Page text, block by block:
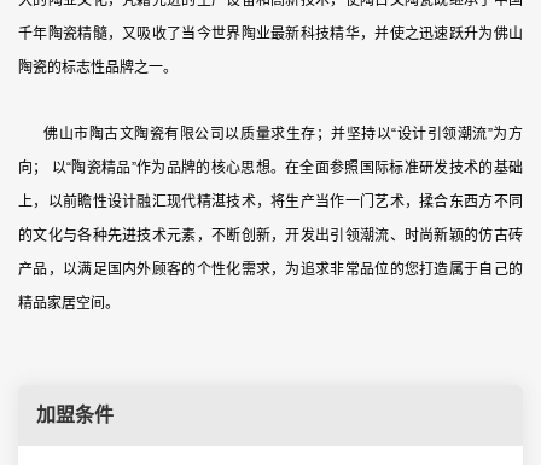
千年陶瓷精髓，又吸收了当今世界陶业最新科技精华，并使之迅速跃升为佛山
陶瓷的标志性品牌之一。
佛山市陶古文陶瓷有限公司以质量求生存；并坚持以“设计引领潮流”为方
向； 以“陶瓷精品”作为品牌的核心思想。在全面参照国际标准研发技术的基础
上，以前瞻性设计融汇现代精湛技术，将生产当作一门艺术，揉合东西方不同
的文化与各种先进技术元素，不断创新，开发出引领潮流、时尚新颖的仿古砖
产品，以满足国内外顾客的个性化需求，为追求非常品位的您打造属于自己的
精品家居空间。
加盟条件